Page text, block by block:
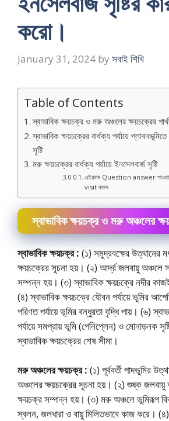
করাে।
January 31, 2024 by সবাই শিখি
Table of Contents
স্বাভাবিক ক্ষয়চক্র ও মরু অঞ্চলের ক্ষয়চক্রের
স্বাভাবিক ক্ষয়চক্রের বার্ধক্য পর্যায়ে
সৃষ্টি
মরু ক্ষয়চক্রের বার্ধক্য পর্যায়ে ইনসেলবার্জ সৃষ্টি
এইরকম Question answer
visit করুন
স্বাভাবিক ক্ষয়চক্র ও মরু অঞ্চলের
স্বাভাবিক ক্ষয়চক্র : (১) সমুদ্রবক্ষের উত্থানের
ক্ষয়চক্রের সূচনা হয়। (২) আর্দ্র জলবায়ু অঞ্চলে
সম্পন্ন হয়। (৩) স্বাভাবিক ক্ষয়চক্রে নদীর
(৪) স্বাভাবিক ক্ষয়চক্রে যৌবন পর্যায়ে ভূমির
পরিণত পর্যায়ে ভূমির বন্ধুরতা বৃদ্ধি পায়। (৬)
পর্যায়ে সমপ্রায় ভূমি (পেনিপ্লেন) ও মােনাড়নক
স্বাভাবিক ক্ষয়চক্রের শেষ সীমা।
মরু অঞ্চলের ক্ষয়চক্র : (১) পূর্ববর্তী পাদভূমির
অঞ্চলের ক্ষয়চক্রের সূচনা হয়। (২) শুষ্ক
ক্ষয়চক্র সম্পন্ন হয়। (৩) মরু অঞ্চলে ভূমিরূপ
স্বলন, জলধারা ও বায়ু মিলিতভাবে কাজ করে।